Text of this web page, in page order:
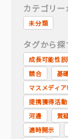
カテゴリ
未分類
タグから探
成長可能性
競合
基
マスメディ
提携獲得活動
河邊
質
適時開示